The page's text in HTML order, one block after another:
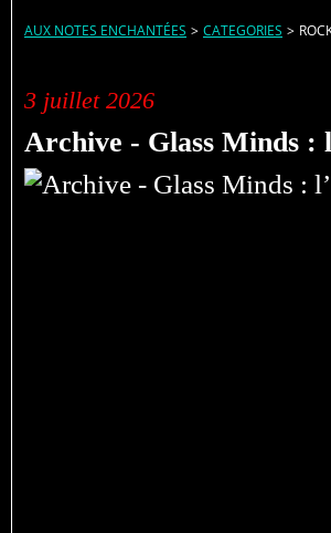
AUX NOTES ENCHANTÉES > CATEGORIES >
3 juillet 2026
Archive - Glass Minds :